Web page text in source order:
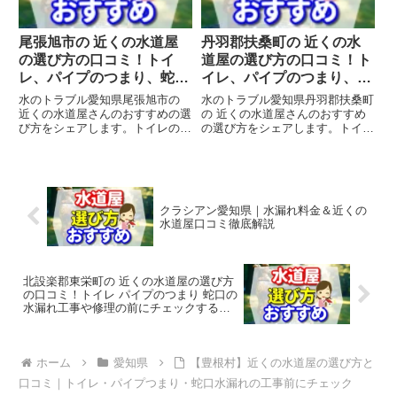
尾張旭市の 近くの水道屋
の選び方の口コミ！トイ
レ、パイプのつまり、蛇口
の水漏れ工事や修理の前に
チェックすることをシェア
します。
水のトラブル愛知県尾張旭市の
近くの水道屋さんのおすすめの選
び方をシェアします。トイレのつ
ラブルで、焦ってポストに入って
いる 近くの水道屋さんに慌て
て...
丹羽郡扶桑町の 近くの水
道屋の選び方の口コミ！ト
イレ、パイプのつまり、蛇
口の水漏れ工事や修理の前
にチェックすることをシェ
アします。
水のトラブル愛知県丹羽郡扶桑町
の 近くの水道屋さんのおすすめ
の選び方をシェアします。トイレ
慌...
クラシアン愛知県｜水漏れ料金＆近くの
水道屋口コミ徹底解説
北設楽郡東栄町の 近くの水道屋の選び方
の口コミ！トイレ パイプのつまり 蛇口の
水漏れ工事や修理の前にチェックするこ
ホーム 愛知県
【豊根村】近くの水道屋の選び方と
口コミ｜トイレ・パイプつまり・蛇口水漏れの工事前にチェック